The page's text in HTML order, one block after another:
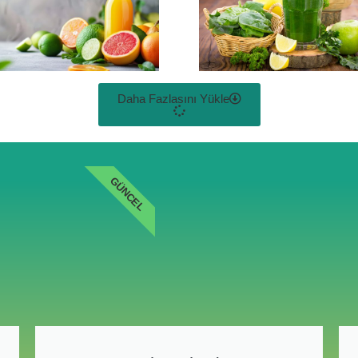
Daha Fazlasını Yükle
GÜNCEL